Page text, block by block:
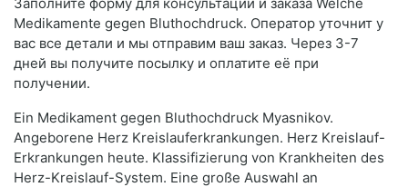
Medikamente gegen Bluthochdruck. Оператор уточнит у
вас все детали и мы отправим ваш заказ. Через 3-7
дней вы получите посылку и оплатите её при
получении.
Ein Medikament gegen Bluthochdruck Myasnikov.
Angeborene Herz Kreislauferkrankungen. Herz Kreislauf-
Erkrankungen heute. Klassifizierung von Krankheiten des
Herz-Kreislauf-System. Eine große Auswahl an